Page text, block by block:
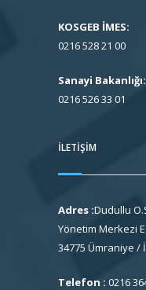
KOSGEB İMES:
0216 528 21 00
Sanayi Bakanlığı:
0216 526 33 01
İLETIŞIM
Adres :Dudullu
Yönetim Merkezi
34775 Ümraniye
Telefon : 0216